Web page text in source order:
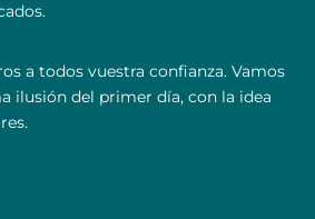
a todos vuestra confianza. Vamos
ilusión del primer día, con la idea